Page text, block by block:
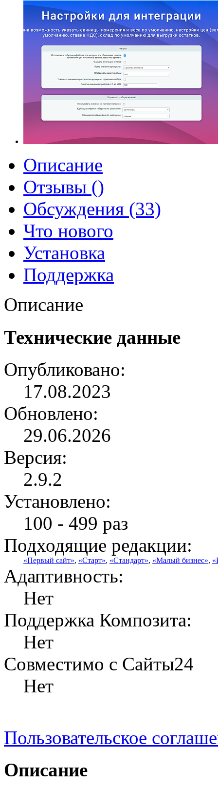
Описание
Отзывы ()
Обсуждения (33)
Что нового
Установка
Поддержка
Описание
Технические данные
Опубликовано:
17.08.2023
Обновлено:
29.06.2026
Версия:
2.9.2
Установлено:
100 - 499 раз
Подходящие редакции:
«Первый сайт», «Старт», «Стандарт», «Малый бизнес»,
Адаптивность:
Нет
Поддержка Композита:
Нет
Совместимо с Сайты24
Нет
Пользовательское
Описание